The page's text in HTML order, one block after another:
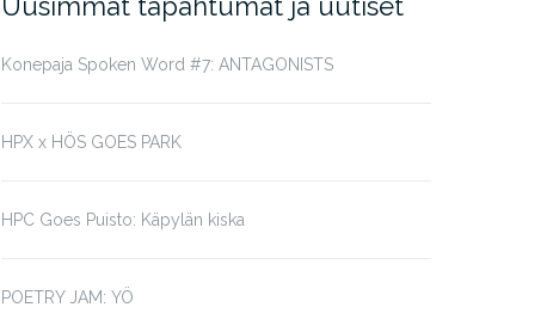
Konepaja Spoken Word #7: ANTAGONISTS
HPX x HÖS GOES PARK
HPC Goes Puisto: Käpylän kiska
POETRY JAM: YÖ